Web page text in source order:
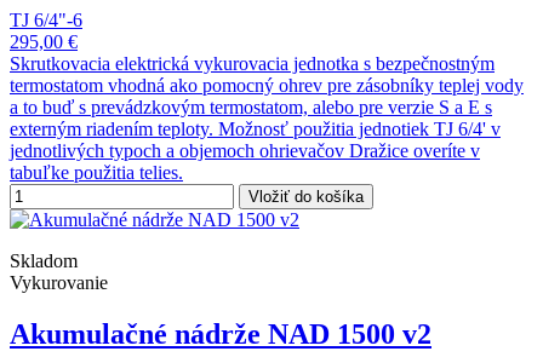
TJ 6/4"-6
295,00 €
Skrutkovacia elektrická vykurovacia jednotka s bezpečnostným
termostatom vhodná ako pomocný ohrev pre zásobníky teplej vody
a to buď s prevádzkovým termostatom, alebo pre verzie S a E s
externým riadením teploty. Možnosť použitia jednotiek TJ 6/4' v
jednotlivých typoch a objemoch ohrievačov Dražice overíte v
tabuľke použitia telies.
Vložiť do košíka
Skladom
Vykurovanie
Akumulačné nádrže NAD 1500 v2